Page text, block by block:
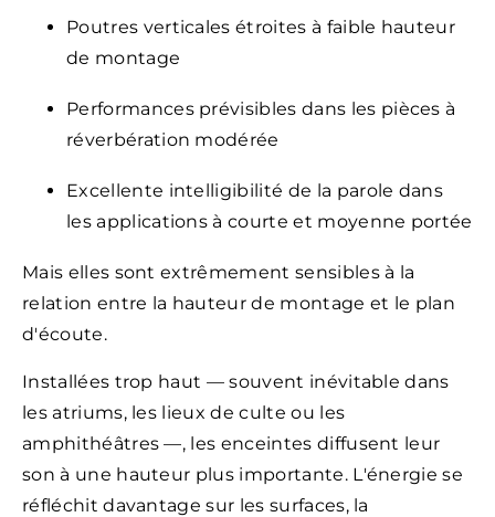
Poutres verticales étroites à faible hauteur
de montage
Performances prévisibles dans les pièces à
réverbération modérée
Excellente intelligibilité de la parole dans
les applications à courte et moyenne portée
Mais elles sont extrêmement sensibles à la
relation entre la hauteur de montage et le plan
d'écoute.
Installées trop haut — souvent inévitable dans
les atriums, les lieux de culte ou les
amphithéâtres —, les enceintes diffusent leur
son à une hauteur plus importante. L'énergie se
réfléchit davantage sur les surfaces, la